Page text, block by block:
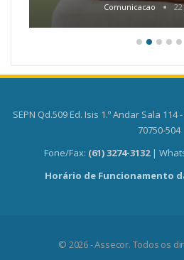
Comunicacao
SEPN Qd.509 Ed. Isis 1.º Andar Sala 114
70750-504
Fone/Fax: (61) 3274-3132 |
Horário de Funcionamento
© 2026 - Assecor. Todos os